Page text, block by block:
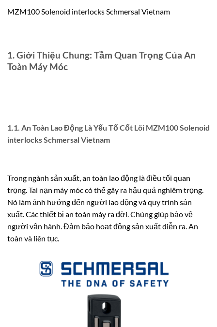
MZM100 Solenoid interlocks Schmersal Vietnam
1. Giới Thiệu Chung: Tầm Quan Trọng Của An
Toàn Máy Móc
1.1. An Toàn Lao Động Là Yếu Tố Cốt Lõi MZM100 Solenoid
interlocks Schmersal Vietnam
Trong ngành sản xuất, an toàn lao động là điều tối quan
trọng. Tai nạn máy móc có thể gây ra hậu quả nghiêm trọng.
Nó làm ảnh hưởng đến người lao động và quy trình sản
xuất. Các thiết bị an toàn máy ra đời. Chúng giúp bảo vệ
người vận hành. Đảm bảo hoạt động sản xuất diễn ra. An
toàn và liên tục.